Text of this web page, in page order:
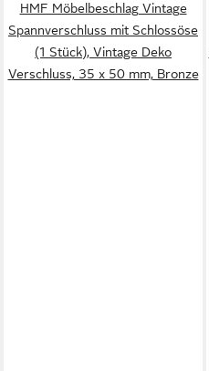
HMF Möbelbeschlag Vintage
Spannverschluss mit Schlossöse
(1 Stück), Vintage Deko
Verschluss, 35 x 50 mm, Bronze